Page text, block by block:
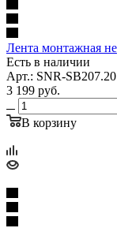
Лента монтажная
Есть в наличии
Арт.: SNR-
3 199 руб.
В корзину